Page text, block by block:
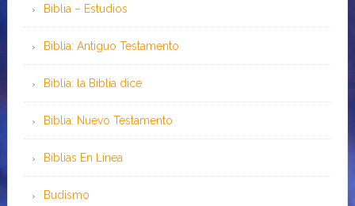
Biblia – Estudios
Biblia: Antiguo Testamento
Biblia: la Biblia dice
Biblia: Nuevo Testamento
Bíblias En Línea
Budismo